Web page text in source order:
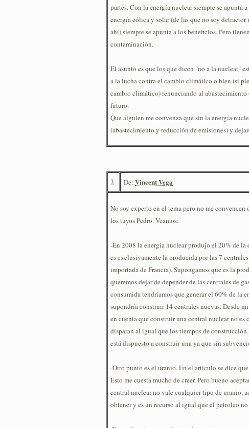
partes. Con la energía nuclear siempre se apunta
energía eólica y solar (de las que no soy
ahí) siempre se apunta a los beneficios. Pero
contaminación.
El asunto es que los que dicen "no a la nuclear"
a la lucha contra el cambio climático o bien (si
cambio climático) renunciando al
futuro.
Que alguien me convenza que sin la energía
(abastecimiento y reducción de emisiones) y
3 De: Vincent Vega
No soy experto en el tema pero no me
los tuyos Pedro. Veamos:
-En 2008 la energia nuclear produjo el 20% de la
es exclusivamente la producida por las 7
importada de Francia). Supongamos que es la
queremos dejar de depender de las centrales de
consumida tendríamos que generar el 60% de la
supondría construir 14 centrales nuevas. Desde
en cuenta que construir una central nuclear no es
disparan al igual que los tiempos de
está dispuesto a construir una ya que sin
-Otro punto es el uranio. En el articulo se dice
Esto me cuesta mucho de creer. Pero bueno
central nuclear no vale cualquier tipo de uranio,
obtener y es un recurso al igual que el petroleo